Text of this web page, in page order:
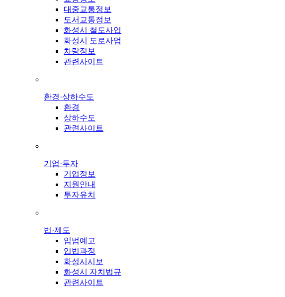
대중교통정보
도서교통정보
화성시 철도사업
화성시 도로사업
차량정보
관련사이트
환경·상하수도
환경
상하수도
관련사이트
기업·투자
기업정보
지원안내
투자유치
법·제도
입법예고
입법과정
화성시시보
화성시 자치법규
관련사이트